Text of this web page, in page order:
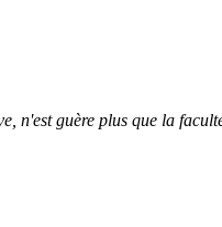
n'est guère plus que la